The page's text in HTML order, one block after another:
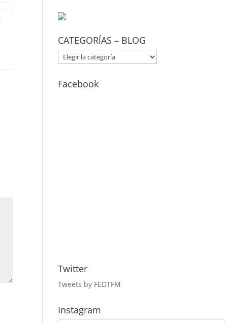
CATEGORÍAS – BLOG
CATEGORÍAS
–
BLOG
Facebook
Twitter
Tweets by FEDTFM
Instagram